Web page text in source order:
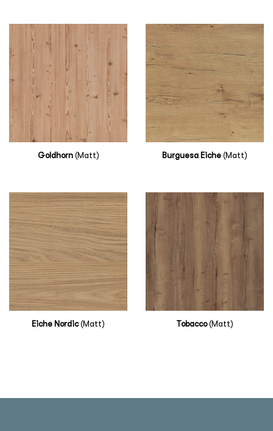
Goldhorn(Matt) Burguesa Eiche (Matt)
Eiche Nordic(Matt) Tobacco(Matt)